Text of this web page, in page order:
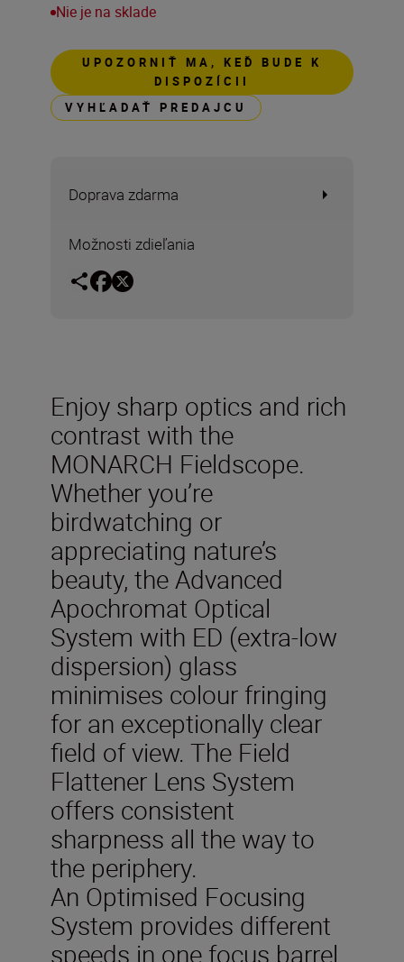
Nie je na sklade
UPOZORNIŤ MA, KEĎ BUDE K
DISPOZÍCII
VYHĽADAŤ PREDAJCU
Doprava zdarma
Možnosti zdieľania
Enjoy sharp optics and rich
contrast with the
MONARCH Fieldscope.
Whether you’re
birdwatching or
appreciating nature’s
beauty, the Advanced
Apochromat Optical
System with ED (extra-low
dispersion) glass
minimises colour fringing
for an exceptionally clear
field of view. The Field
Flattener Lens System
offers consistent
sharpness all the way to
the periphery.
An Optimised Focusing
System provides different
speeds in one focus barrel